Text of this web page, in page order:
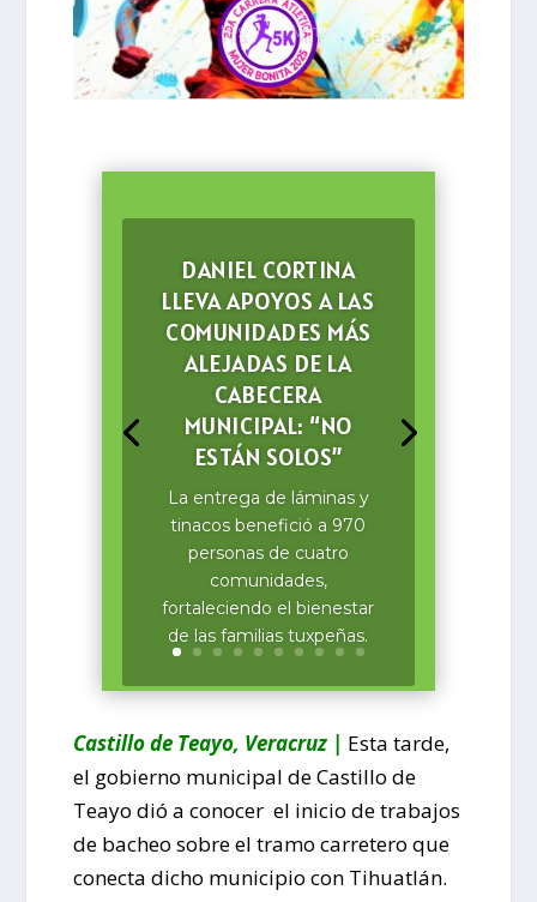
Día
Hrs Min Seg
DANIEL CORTINA
LLEVA APOYOS A LAS
COMUNIDADES MÁS
ALEJADAS DE LA
CABECERA
MUNICIPAL: “NO
ESTÁN SOLOS”
La entrega de láminas y
tinacos benefició a 970
personas de cuatro
comunidades,
fortaleciendo el bienestar
de las familias tuxpeñas.
Castillo de Teayo, Veracruz | Esta tarde,
el gobierno municipal de Castillo de
Teayo dió a conocer el inicio de trabajos
de bacheo sobre el tramo carretero que
conecta dicho municipio con Tihuatlán.